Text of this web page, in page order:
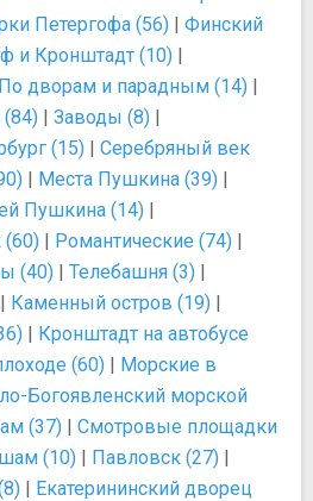
Петергофа (56) | Финский
и Кронштадт (10) |
По дворам и парадным (14) |
| Заводы (8) |
(15) | Серебряный век
| Места Пушкина (39) |
Пушкина (14) |
(60) | Романтические (74) |
(40) | Телебашня (3) |
| Каменный остров (19) |
| Кронштадт на автобусе
(60) | Морские в
Богоявленский морской
(37) | Смотровые площадки
(10) | Павловск (27) |
| Екатерининский дворец